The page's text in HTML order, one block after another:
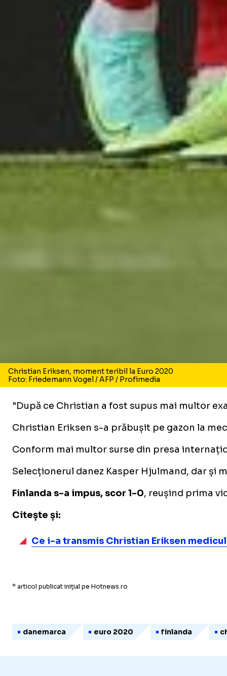
Christian Eriksen, moment teribil la Euro 2020
Foto: Friedemann Vogel / AFP / Profimedia
"După ce Christian a fost supus mai multor
Christian Eriksen s-a prăbușit pe gazon la
Conform mai multor surse din presa
Selecționerul danez Kasper Hjulmand, dar și
Finlanda s-a impus, scor 1-0, reușind prima
Citește și:
Ce i-a transmis Christian Eriksen
* articol publicat inițial pe Hotnews.ro
danemarca euro 2020 finlanda